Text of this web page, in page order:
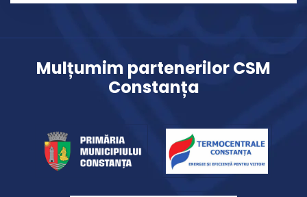
Mulțumim partenerilor CSM
Constanța